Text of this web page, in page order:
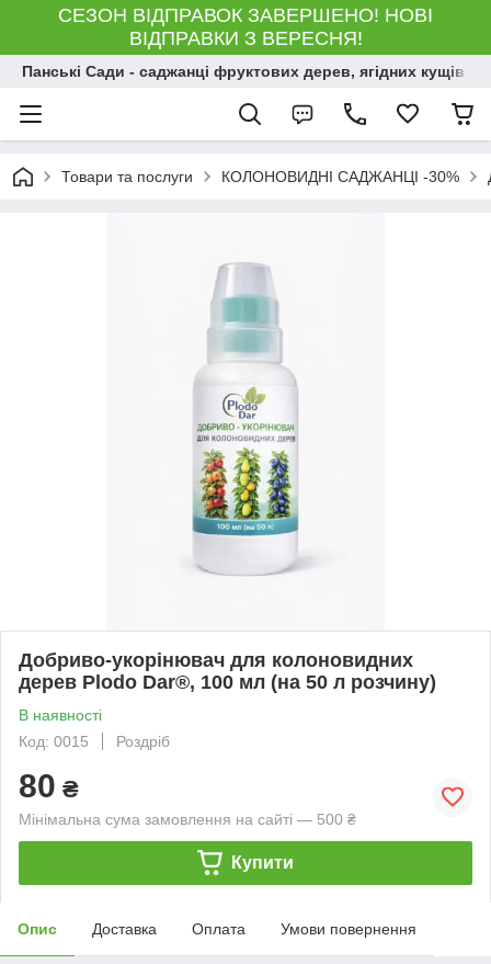
СЕЗОН ВІДПРАВОК ЗАВЕРШЕНО! НОВІ
ВІДПРАВКИ З ВЕРЕСНЯ!
Панські Сади - саджанці фруктових дерев, ягідних кущів і
Товари та послуги КОЛОНОВИДНІ САДЖАНЦІ -30%
Добриво-укорінювач для колоновидних
дерев Plodo Dar®, 100 мл (на 50 л розчину)
В наявності
Код: 0015
Роздріб
80 ₴
Мінімальна сума замовлення на сайті — 500 ₴
Купити
Опис Доставка Оплата Умови повернення